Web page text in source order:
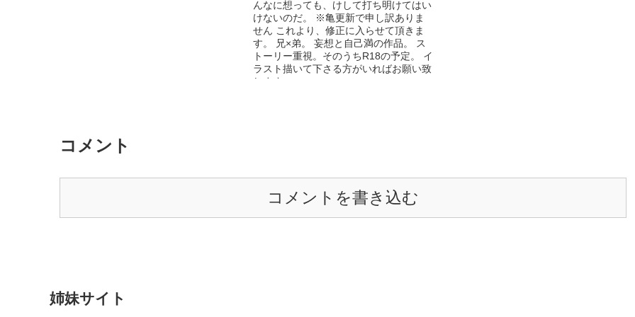
いほどしっかりした性格、正義感、行動
力などに圧倒され、その上優しさにいつ
しか惹かれてしまう。 だが、彼はある
日突然、もう一人のセレブである大里グ
ループの令嬢とつき合い始めた。違和感
を覚えつつも、ショックを受ける爽一。
んなに想っても、けして打ち明けてはい
けないのだ。 ※亀更新で申し訳ありま
せん これより、修正に入らせて頂きま
す。 兄×弟。 妄想と自己満の作品。 ス
トーリー重視。そのうちR18の予定。 イ
ラスト描いて下さる方がいればお願い致
します。
コメント
コメントを書き込む
姉妹サイト